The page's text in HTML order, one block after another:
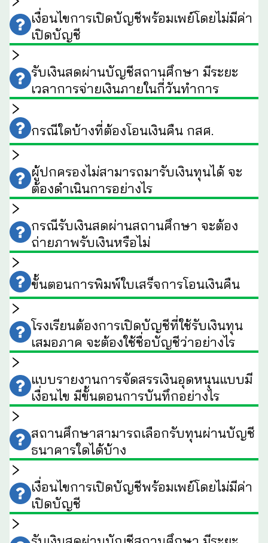
เงื่อนไขการเปิดบัญชีพร้อมเพย์โดยไม่มีค่า
เปิดบัญชี
รับเงินสดผ่านบัญชีสถานศึกษา มีระยะ
เวลาการจ่ายเงินภายในกี่วันทำการ
กรณีใดบ้างที่ต้องโอนเงินคืน กสศ.
ผู้ปกครองไม่สามารถมารับเงินทุนได้ จะ
ต้องดำเนินการอย่างไร
กรณีรับเงินสดผ่านสถานศึกษา จะต้อง
ถ่ายภาพรับเงินหรือไม่
ขั้นตอนการพิมพ์ใบเสร็จการโอนเงินคืน
โรงเรียนต้องการเปิดบัญชีที่ใช้รับเงินทุน
เสมอภาค จะต้องใช้ชื่อบัญชีว่าอย่างไร
แบบรายงานการจัดสรรเงินอุดหนุนแบบมี
เงื่อนไข มีขั้นตอนการบันทึกอย่างไร
สถานศึกษาสามารถเลือกรับทุนผ่านบัญชี
ธนาคารใดได้บ้าง
เงื่อนไขการเปิดบัญชีพร้อมเพย์โดยไม่มีค่า
เปิดบัญชี